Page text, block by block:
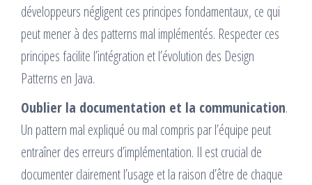
développeurs négligent ces principes fondamentaux, ce qui
peut mener à des patterns mal implémentés. Respecter ces
principes facilite l’intégration et l’évolution des Design
Patterns en Java.
Oublier la documentation et la communication.
Un pattern mal expliqué ou mal compris par l’équipe peut
entraîner des erreurs d’implémentation. Il est crucial de
documenter clairement l’usage et la raison d’être de chaque